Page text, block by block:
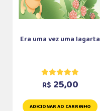
Era uma vez uma lagarta
R$ 25,00
ADICIONAR AO CARRINHO